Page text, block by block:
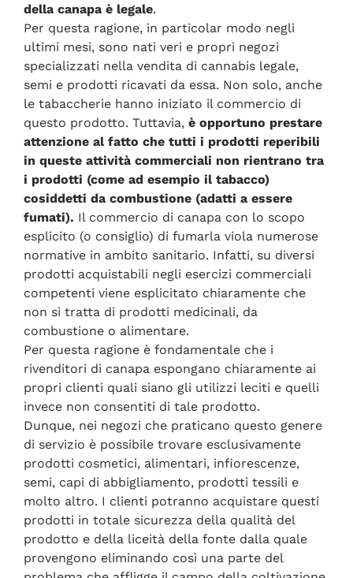
della canapa è legale.
Per questa ragione, in particolar modo negli
ultimi mesi, sono nati veri e propri negozi
specializzati nella vendita di cannabis legale,
semi e prodotti ricavati da essa. Non solo, anche
le tabaccherie hanno iniziato il commercio di
questo prodotto. Tuttavia, è opportuno prestare
attenzione al fatto che tutti i prodotti reperibili
in queste attività commerciali non rientrano tra
i prodotti (come ad esempio il tabacco)
cosiddetti da combustione (adatti a essere
fumati). Il commercio di canapa con lo scopo
esplicito (o consiglio) di fumarla viola numerose
normative in ambito sanitario. Infatti, su diversi
prodotti acquistabili negli esercizi commerciali
competenti viene esplicitato chiaramente che
non si tratta di prodotti medicinali, da
combustione o alimentare.
Per questa ragione è fondamentale che i
rivenditori di canapa espongano chiaramente ai
propri clienti quali siano gli utilizzi leciti e quelli
invece non consentiti di tale prodotto.
Dunque, nei negozi che praticano questo genere
di servizio è possibile trovare esclusivamente
prodotti cosmetici, alimentari, infiorescenze,
semi, capi di abbigliamento, prodotti tessili e
molto altro. I clienti potranno acquistare questi
prodotti in totale sicurezza della qualità del
prodotto e della liceità della fonte dalla quale
provengono eliminando così una parte del